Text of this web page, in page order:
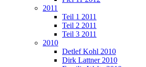
2011
Teil 1 2011
Teil 2 2011
Teil 3 2011
2010
Detlef Kohl 2010
Dirk Lattner 2010